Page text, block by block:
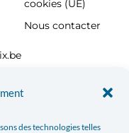
des technologies telles
cookies (UE)
Nous contacter